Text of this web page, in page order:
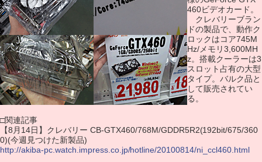
460ビデオカード。
クレバリーブラン
ドの製品で、動作ク
ロックはコア745M
Hz/メモリ3,600MH
z。搭載クーラーは3
スロット占有の大型
タイプ。バルク品と
して販売されてい
る。
□関連記事
【8月14日】クレバリー CB-GTX460/768M/GDDR5R2(192bit/675/360
0)(今週見つけた新製品)
http://akiba-pc.watch.impress.co.jp/hotline/20100814/ni_ccl460.html